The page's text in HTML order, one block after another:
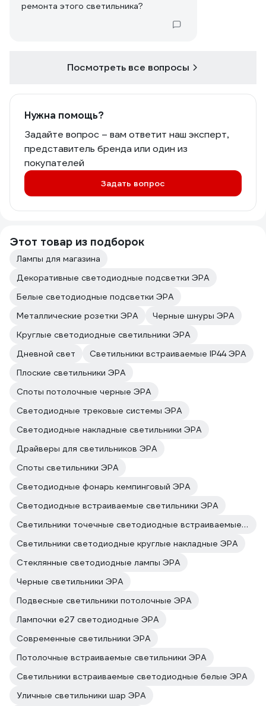
ремонта этого светильника?
Посмотреть все вопросы
Нужна помощь?
Задайте вопрос – вам ответит наш эксперт,
представитель бренда или один из
покупателей
Задать вопрос
Этот товар из подборок
Лампы для магазина
Декоративные светодиодные подсветки ЭРА
Белые светодиодные подсветки ЭРА
Металлические розетки ЭРА
Черные шнуры ЭРА
Круглые светодиодные светильники ЭРА
Дневной свет
Светильники встраиваемые IP44 ЭРА
Плоские светильники ЭРА
Споты потолочные черные ЭРА
Светодиодные трековые системы ЭРА
Светодиодные накладные светильники ЭРА
Драйверы для светильников ЭРА
Споты светильники ЭРА
Светодиодные фонарь кемпинговый ЭРА
Светодиодные встраиваемые светильники ЭРА
Светильники точечные светодиодные встраиваемые ЭРА
Светильники светодиодные круглые накладные ЭРА
Стеклянные светодиодные лампы ЭРА
Черные светильники ЭРА
Подвесные светильники потолочные ЭРА
Лампочки е27 светодиодные ЭРА
Современные светильники ЭРА
Потолочные встраиваемые светильники ЭРА
Светильники встраиваемые светодиодные белые ЭРА
Уличные светильники шар ЭРА